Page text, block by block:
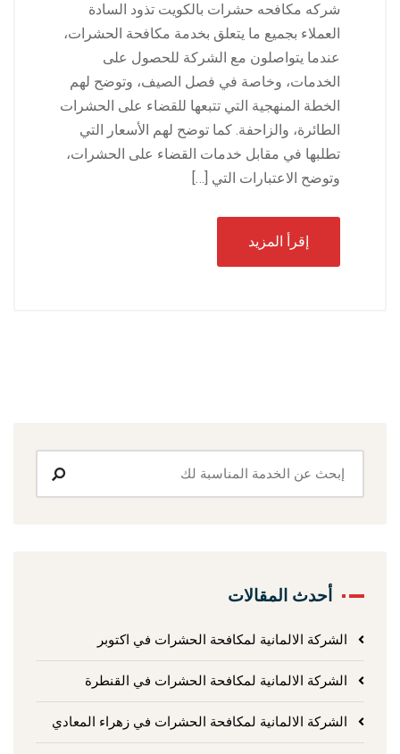
شركه مكافحه حشرات بالكويت تذود السادة
العملاء بجميع ما يتعلق بخدمة مكافحة الحشرات،
عندما يتواصلون مع الشركة للحصول على
الخدمات، وخاصة في فصل الصيف، وتوضح لهم
الخطة المنهجية التي تتبعها للقضاء على الحشرات
الطائرة، والزاحفة. كما توضح لهم الأسعار التي
تطلبها في مقابل خدمات القضاء على الحشرات،
وتوضح الاعتبارات التي […]
إقرأ المزيد
أحدث المقالات
الشركة الالمانية لمكافحة الحشرات في اكتوبر
الشركة الالمانية لمكافحة الحشرات في القنطرة
الشركة الالمانية لمكافحة الحشرات في زهراء المعادي